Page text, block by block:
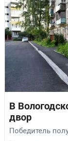
В
двор
Победитель